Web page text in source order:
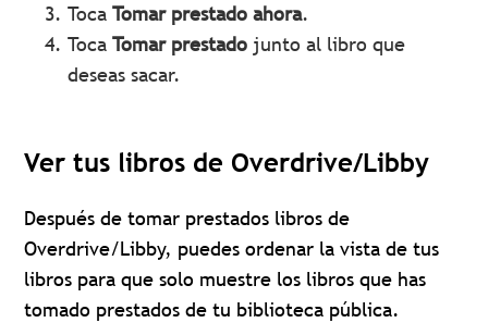
TocaTomar prestado ahora.
TocaTomar prestado junto al libro que
deseas sacar.
Ver tus libros de Overdrive/Libby
Después de tomar prestados libros de
Overdrive/Libby, puedes ordenar la vista de tus
libros para que solo muestre los libros que has
tomado prestados de tu biblioteca pública.